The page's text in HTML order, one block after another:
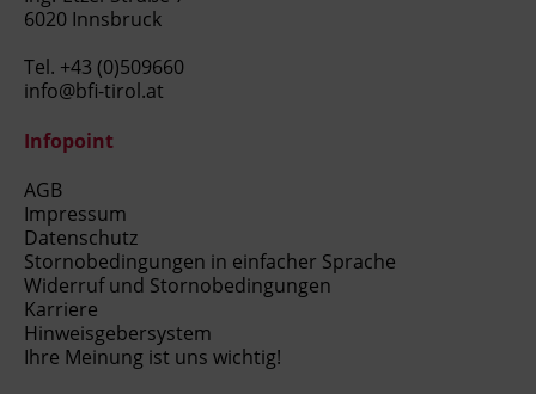
6020 Innsbruck
Tel. +43 (0)509660
info@bfi-tirol.at
Infopoint
AGB
Impressum
Datenschutz
Stornobedingungen in einfacher Sprache
Widerruf und Stornobedingungen
Karriere
Hinweisgebersystem
Ihre Meinung ist uns wichtig!